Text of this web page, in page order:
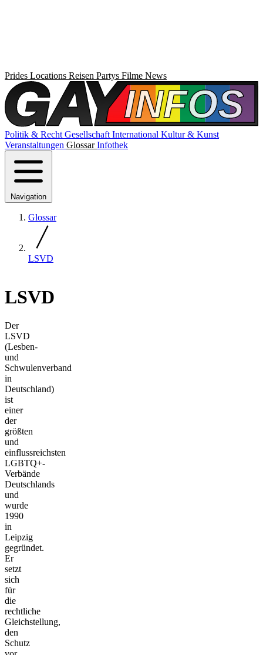
Prides Locations Reisen Partys Filme News
Politik & Recht Gesellschaft International Kultur & Kunst
Veranstaltungen GlossarInfothek
Navigation
Glossar
LSVD
LSVD
Der
LSVD
(Lesben-
und
Schwulenverband
in
Deutschland)
ist
einer
der
größten
und
einflussreichsten
LGBTQ+-
Verbände
Deutschlands
und
wurde
1990
in
Leipzig
gegründet.
Er
setzt
sich
für
die
rechtliche
Gleichstellung,
den
Schutz